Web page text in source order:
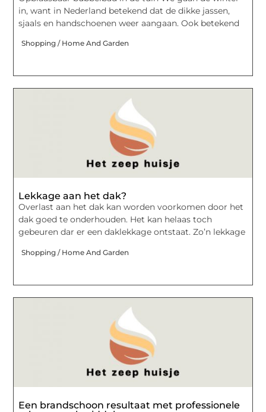
in, want in Nederland betekend dat de dikke jassen,
sjaals en handschoenen weer aangaan. Ook betekend
Shopping / Home And Garden
Lekkage aan het dak?
Overlast aan het dak kan worden voorkomen door het
dak goed te onderhouden. Het kan helaas toch
gebeuren dar er een daklekkage ontstaat. Zo’n lekkage
Shopping / Home And Garden
Een brandschoon resultaat met professionele